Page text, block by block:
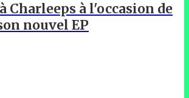
Charleeps à l'occasion de
nouvel EP